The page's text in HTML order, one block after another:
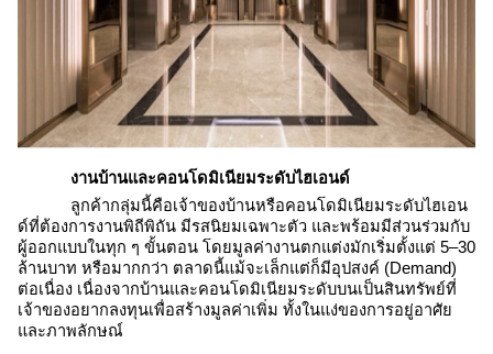
งานบ้านและคอนโดมิเนียมระดับไฮเอนด์
ลูกค้ากลุ่มนี้คือเจ้าของบ้านหรือคอนโดมิเนียมระดับไฮเอน
ด์ที่ต้องการงานพิถีพิถัน มีรสนิยมเฉพาะตัว และพร้อมมีส่วนร่วมกับ
ผู้ออกแบบในทุก ๆ ขั้นตอน โดยมูลค่างานตกแต่งมักเริ่มตั้งแต่ 5–30
ล้านบาท หรือมากกว่า ตลาดนี้แม้จะเล็กแต่ก็มีอุปสงค์ (Demand)
ต่อเนื่อง เนื่องจากบ้านและคอนโดมิเนียมระดับบนเป็นสินทรัพย์ที่
เจ้าของอยากลงทุนเพื่อสร้างมูลค่าเพิ่ม ทั้งในแง่ของการอยู่อาศัย
และภาพลักษณ์